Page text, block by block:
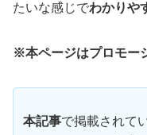
たいな感じでわかりや
※本ページはプロモー
本記事で掲載されて